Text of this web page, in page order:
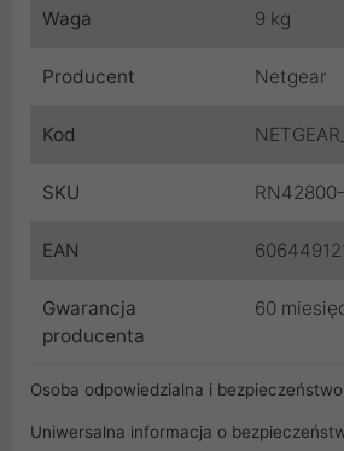
Waga 9 kg
Producent Netgear
Kod
SKU
EAN
Gwarancja
producenta
60
Osoba odpowiedzialna i bezpieczeństwo
Uniwersalna informacja o